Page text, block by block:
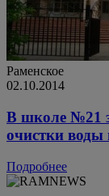
Раменское
02.10.2014
В школе №21
очистки воды
Подробнее